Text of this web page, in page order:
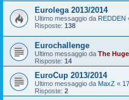
Eurolega 2013/2014
Ultimo messaggio da REDDEN
Risposte: 138
Eurochallenge
Ultimo messaggio da The Huge
Risposte: 14
EuroCup 2013/2014
Ultimo messaggio da MaxZ «
Risposte: 2